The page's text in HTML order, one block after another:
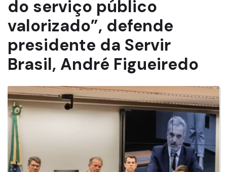
do serviço público
valorizado”, defende
presidente da Servir
Brasil, André Figueiredo